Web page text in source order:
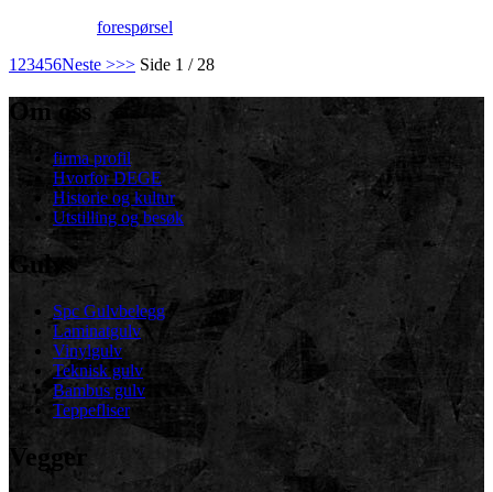
forespørsel
1 23456Neste >>> Side 1 / 28
Om oss
firma profil
Hvorfor DEGE
Historie og kultur
Utstilling og besøk
Gulv
Spc Gulvbelegg
Laminatgulv
Vinylgulv
Teknisk gulv
Bambus gulv
Teppefliser
Vegger